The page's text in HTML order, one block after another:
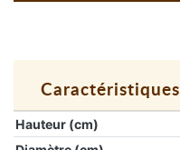
Caractéristiques
Hauteur (cm)